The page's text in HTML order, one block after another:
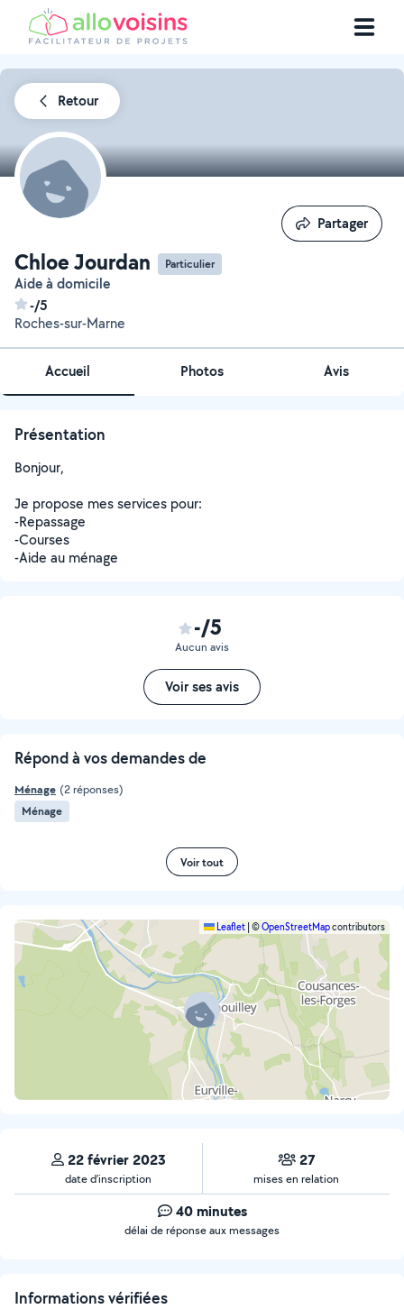
Retour
Chloe Jourdan Particulier
Aide à domicile
-/5
Roches-sur-Marne
Partager
Partager
Accueil Photos Avis
Présentation
Bonjour,
Je propose mes services pour:
-Repassage
-Courses
-Aide au ménage
-/5
Aucun avis
Voir ses avis
Répond à vos demandes de
Ménage (2 réponses)
Ménage
Voir tout
Leaflet ©OpenStreetMapcontributors
22 février 2023
date d’inscription
27
mises en relation
40 minutes
délai de réponse aux messages
Informations vérifiées